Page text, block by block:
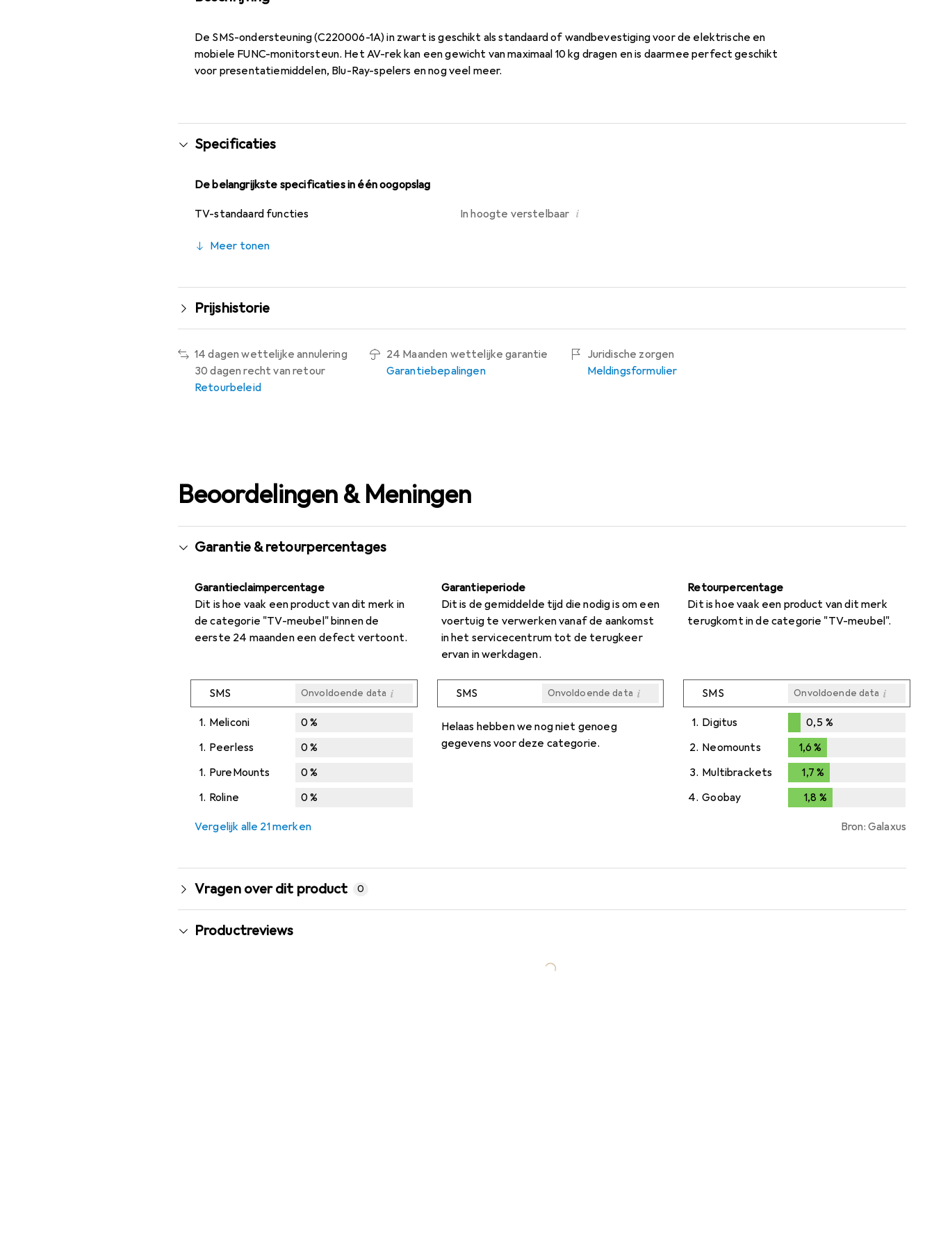
De SMS-ondersteuning (C220006-1A) in zwart is geschikt als standaard of wandbevestiging voor de elektrische en
mobiele FUNC-monitorsteun. Het AV-rek kan een gewicht van maximaal 10 kg dragen en is daarmee perfect geschikt
voor presentatiemiddelen, Blu-Ray-spelers en nog veel meer.
Specificaties
De belangrijkste specificaties in één oogopslag
TV-standaard functies In hoogte verstelbaar i
Meer tonen
Prijshistorie
14 dagen wettelijke annulering
30 dagen recht van retour
Retourbeleid
24 Maanden wettelijke garantie
Garantiebepalingen
Juridische zorgen
Meldingsformulier
Beoordelingen & Meningen
Garantie & retourpercentages
Garantieclaimpercentage
Dit is hoe vaak een product van dit merk in
de categorie "TV-meubel" binnen de
eerste 24 maanden een defect vertoont.
SMS Onvoldoende data i
1. Meliconi 0%
1. Peerless 0%
1. PureMounts 0%
1. Roline 0%
Garantieperiode
Dit is de gemiddelde tijd die nodig is om een
voertuig te verwerken vanaf de aankomst
in het servicecentrum tot de terugkeer
ervan in werkdagen.
SMS Onvoldoende data i
Helaas hebben we nog niet genoeg
gegevens voor deze categorie.
Retourpercentage
Dit is hoe vaak een product van dit merk
terugkomt in de categorie "TV-meubel".
SMS Onvoldoende data i
1. Digitus
%
0,5 %
2. Neomounts 1,6 %
3. Multibrackets 1,7 %
4. Goobay 1,8 %
Vergelijk alle 21 merken Bron: Galaxus
Vragen over dit product 0
Productreviews